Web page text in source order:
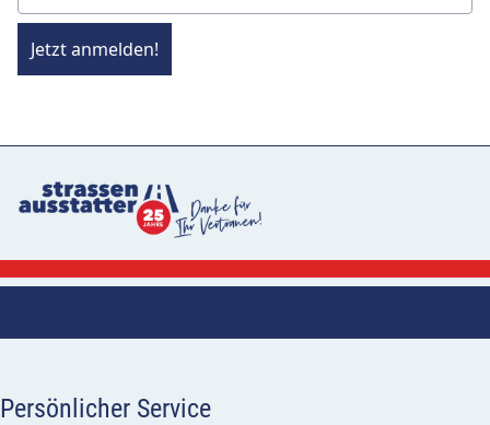
Jetzt anmelden!
Persönlicher Service